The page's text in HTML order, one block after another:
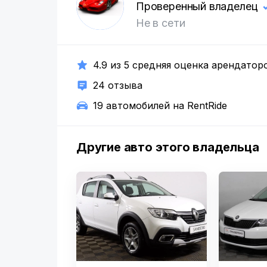
Проверенный владелец
Не в сети
4.9 из 5 средняя оценка
24 отзыва
19 автомобилей на RentRide
Другие авто этого владельца